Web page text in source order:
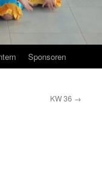
Sponsoren
KW 36 →